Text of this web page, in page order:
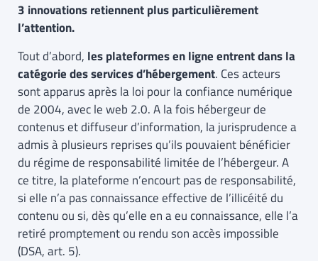
3 innovations retiennent plus particulièrement
l’attention.
Tout d’abord, les plateformes en ligne entrent dans la
catégorie des services d’hébergement. Ces acteurs
sont apparus après la loi pour la confiance numérique
de 2004, avec le web 2.0. A la fois hébergeur de
contenus et diffuseur d’information, la jurisprudence a
admis à plusieurs reprises qu’ils pouvaient bénéficier
du régime de responsabilité limitée de l’hébergeur. A
ce titre, la plateforme n’encourt pas de responsabilité,
si elle n’a pas connaissance effective de l’illicéité du
contenu ou si, dès qu’elle en a eu connaissance, elle l’a
retiré promptement ou rendu son accès impossible
(DSA, art. 5).